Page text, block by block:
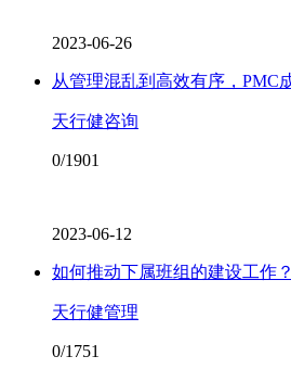
2023-06-26
从管理混乱到高效有序，PMC
天行健咨询
0/1901
2023-06-12
如何推动下属班组的建设工作？
天行健管理
0/1751